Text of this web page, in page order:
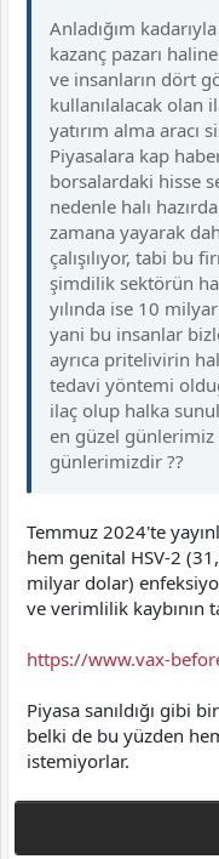
Anladığım
kazanç pazarı
ve insanların dört
kullanılalacak olan
yatırım alma aracı
Piyasalara kap
borsalardaki hisse
nedenle halı
zamana yayarak
çalışılıyor, tabi bu
şimdilik sektörün
yılında ise 10
yani bu insanlar
ayrıca pritelivirin
tedavi yöntemi
ilaç olup halka
en güzel
günlerimizdir ??
Temmuz 2024'te
hem genital HSV-2
milyar dolar)
ve verimlilik kaybının
https://www.vax-
Piyasa sanıldığı gibi
belki de bu yüzden
istemiyorlar.